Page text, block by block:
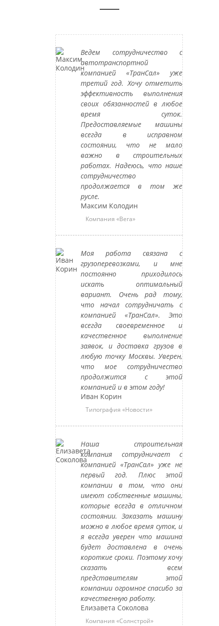
Ведем сотрудничество с
автотранспортной
компанией «ТранСал» уже
третий год. Хочу отметить
эффективность выполнения
своих обязанностей в любое
время суток.
Предоставляемые машины
всегда в исправном
состоянии, что не мало
важно в строительных
работах. Надеюсь, что наше
сотрудничество
продолжается в том же
русле.
Максим Колодин
Компания «Вега»
Моя работа связана с
грузоперевозками, и мне
постоянно приходилось
искать оптимальный
вариант. Очень рад тому,
что начал сотрудничать с
компанией «ТранСал». Это
всегда своевременное и
качественное выполнение
заявок, и доставка грузов в
любую точку Москвы. Уверен,
что мое сотрудничество
продолжится с этой
компанией и в этом году!
Иван Корин
Типография «Новости»
Наша строительная
компания сотрудничает с
компанией «ТранСал» уже не
первый год. Плюс этой
компании в том, что они
имеют собственные машины,
которые всегда в отличном
состоянии. Заказать машину
можно в любое время суток, и
я всегда уверен что машина
будет доставлена в очень
короткие сроки. Поэтому хочу
сказать всем
представителям этой
компании огромное спасибо за
качественную работу.
Елизавета Соколова
Компания «Солнстрой»